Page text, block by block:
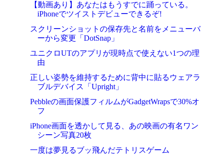
【動画あり】あなたはもうすでに踊っている。
iPhoneでツイストデビューできるぞ!
スクリーンショットの保存先と名前をメニューバ
ーから変更「DotSnap」
ユニクロUTのアプリが現時点で使えない1つの理
由
正しい姿勢を維持するために背中に貼るウェアラ
ブルデバイス「Upright」
Pebbleの画面保護フィルムがGadgetWrapsで30%オ
フ
iPhone画面を透かして見る、あの映画の有名ワン
シーン写真20枚
一度は夢見るブッ飛んだテトリスゲーム